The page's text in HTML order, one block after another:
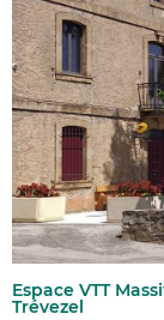
Espace VTT
Trévezel